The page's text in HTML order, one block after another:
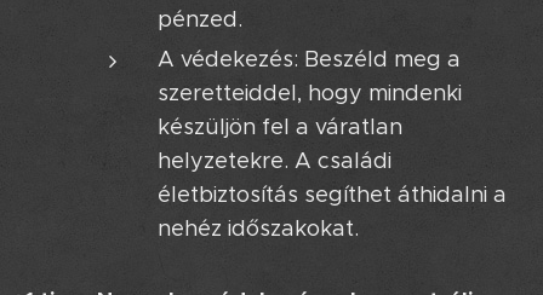
pénzed.
A védekezés: Beszéld meg a
szeretteiddel, hogy mindenki
készüljön fel a váratlan
helyzetekre. A családi
életbiztosítás segíthet áthidalni a
nehéz időszakokat.